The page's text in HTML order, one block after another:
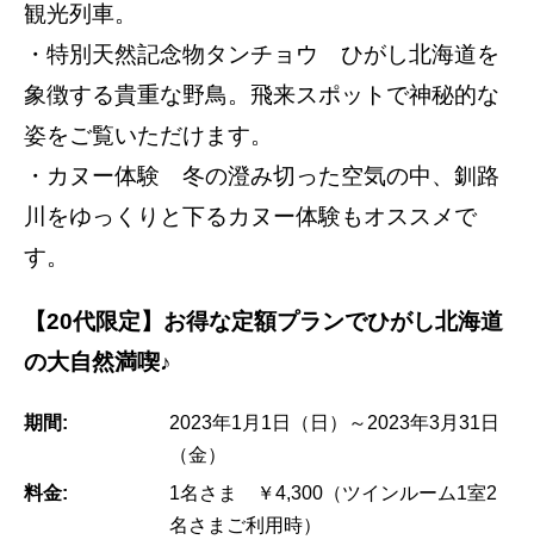
観光列車。
・特別天然記念物タンチョウ ひがし北海道を
象徴する貴重な野鳥。飛来スポットで神秘的な
姿をご覧いただけます。
・カヌー体験 冬の澄み切った空気の中、釧路
川をゆっくりと下るカヌー体験もオススメで
す。
【20代限定】お得な定額プランでひがし北海道
の大自然満喫♪
期間:
2023年1月1日（日）～2023年3月31日
（金）
料金:
1名さま ￥4,300（ツインルーム1室2
名さまご利用時）